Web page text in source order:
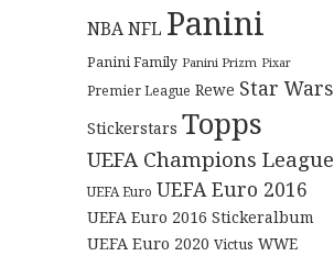
NBANFL Panini
Panini Family Panini Prizm Pixar
Premier League Rewe Star Wars
Stickerstars Topps
UEFA Champions League
UEFA Euro UEFA Euro 2016
UEFA Euro 2016 Stickeralbum
UEFA Euro 2020 Victus WWE